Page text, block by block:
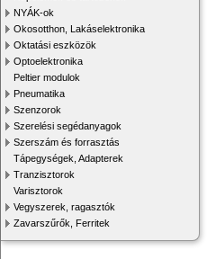
NYÁK-ok
Okosotthon, Lakáselektronika
Oktatási eszközök
Optoelektronika
Peltier modulok
Pneumatika
Szenzorok
Szerelési segédanyagok
Szerszám és forrasztás
Tápegységek, Adapterek
Tranzisztorok
Varisztorok
Vegyszerek, ragasztók
Zavarszűrők, Ferritek